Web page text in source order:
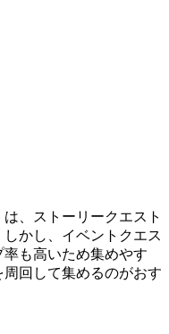
、ストーリークエスト
かし、イベントクエス
率も高いため集めやす
回して集めるのがおす